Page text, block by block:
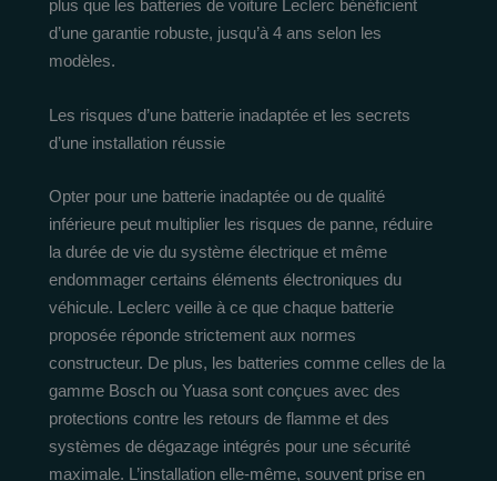
plus que les batteries de voiture Leclerc bénéficient
d’une garantie robuste, jusqu’à 4 ans selon les
modèles.
Les risques d’une batterie inadaptée et les secrets
d’une installation réussie
Opter pour une batterie inadaptée ou de qualité
inférieure peut multiplier les risques de panne, réduire
la durée de vie du système électrique et même
endommager certains éléments électroniques du
véhicule. Leclerc veille à ce que chaque batterie
proposée réponde strictement aux normes
constructeur. De plus, les batteries comme celles de la
gamme Bosch ou Yuasa sont conçues avec des
protections contre les retours de flamme et des
systèmes de dégazage intégrés pour une sécurité
maximale. L’installation elle-même, souvent prise en